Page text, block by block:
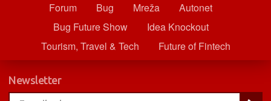
Forum Bug Mreža
Autonet
Bug Future Show
Idea Knockout
Tourism, Travel & Tech
Future of Fintech
Newsletter